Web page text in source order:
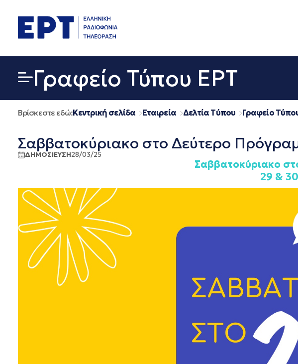
περιεχόμενο
Γραφείο Τύπου ΕΡΤ
Βρίσκεστε εδώ:Κεντρική σελίδα Εταιρεία Δελτία Τύπου Γραφείο
Σαββατοκύριακο στο Δεύτερο
ΔΗΜΟΣΙΕΥΣΗ28/03/25
Σαββατοκύριακο
29 &